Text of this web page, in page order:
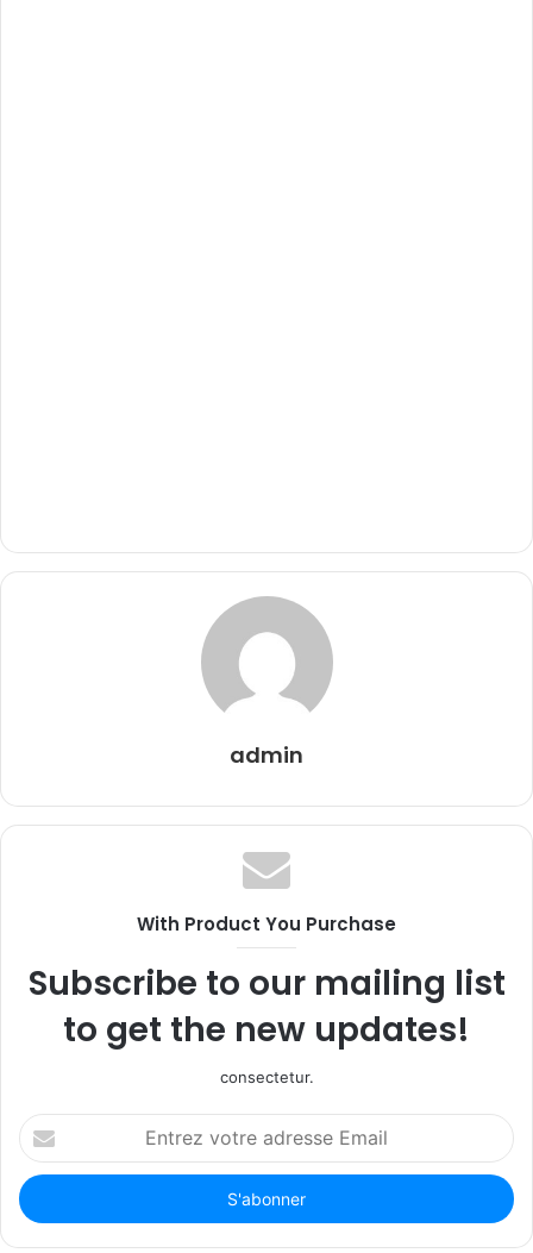
admin
With Product You Purchase
Subscribe to our mailing list
to get the new updates!
consectetur.
Entrez
votre
adresse
Email